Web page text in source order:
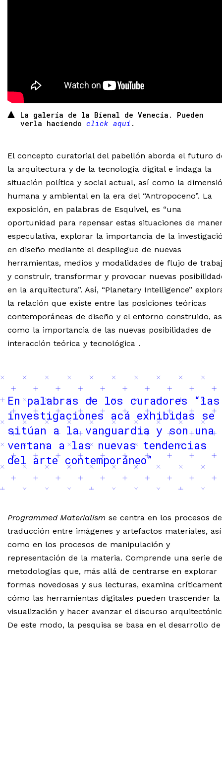
La galería de la Bienal de Venecia. Pueden
verla haciendoclick aquí .
El concepto curatorial del pabellón aborda el futuro
la arquitectura y de la tecnología digital e indaga la
situación política y social actual, así como la
humana y ambiental en la era del “Antropoceno”. La
exposición, en palabras de Esquivel, es “una
oportunidad para repensar estas situaciones de
especulativa, explorar la importancia de la
en diseño mediante el despliegue de nuevas
herramientas, medios y modalidades de flujo de
y construir, transformar y provocar nuevas
en la arquitectura”. Así, “Planetary Intelligence”
la relación que existe entre las posiciones teóricas
contemporáneas de diseño y el entorno construido,
como la importancia de las nuevas posibilidades de
interacción teórica y tecnológica .
En palabras de los curadores “las
investigaciones acá exhibidas se
sitúan a la vanguardia y son una
ventana a las nuevas tendencias
del arte contemporáneo”
Programmed Materialism se centra en los procesos de
traducción entre imágenes y artefactos materiales, así
como en los procesos de manipulación y
representación de la materia. Comprende una serie de
metodologías que, más allá de centrarse en explorar
formas novedosas y sus lecturas, examina
cómo las herramientas digitales pueden trascender la
visualización y hacer avanzar el discurso
De este modo, la pesquisa se basa en el desarrollo de